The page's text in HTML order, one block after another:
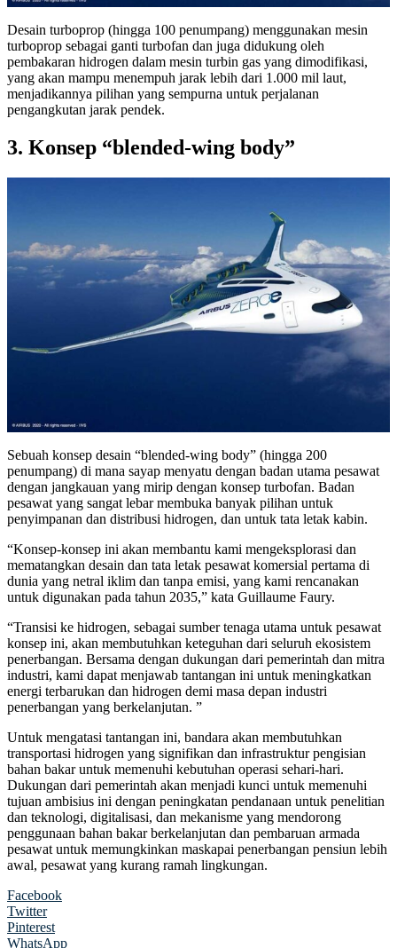
Desain turboprop (hingga 100 penumpang) menggunakan mesin
turboprop sebagai ganti turbofan dan juga didukung oleh
pembakaran hidrogen dalam mesin turbin gas yang dimodifikasi,
yang akan mampu menempuh jarak lebih dari 1.000 mil laut,
menjadikannya pilihan yang sempurna untuk perjalanan
pengangkutan jarak pendek.
3. Konsep “blended-wing body”
Sebuah konsep desain “blended-wing body” (hingga 200
penumpang) di mana sayap menyatu dengan badan utama pesawat
dengan jangkauan yang mirip dengan konsep turbofan. Badan
pesawat yang sangat lebar membuka banyak pilihan untuk
penyimpanan dan distribusi hidrogen, dan untuk tata letak kabin.
“Konsep-konsep ini akan membantu kami mengeksplorasi dan
mematangkan desain dan tata letak pesawat komersial pertama di
dunia yang netral iklim dan tanpa emisi, yang kami rencanakan
untuk digunakan pada tahun 2035,” kata Guillaume Faury.
“Transisi ke hidrogen, sebagai sumber tenaga utama untuk pesawat
konsep ini, akan membutuhkan keteguhan dari seluruh ekosistem
penerbangan. Bersama dengan dukungan dari pemerintah dan mitra
industri, kami dapat menjawab tantangan ini untuk meningkatkan
energi terbarukan dan hidrogen demi masa depan industri
penerbangan yang berkelanjutan. ”
Untuk mengatasi tantangan ini, bandara akan membutuhkan
transportasi hidrogen yang signifikan dan infrastruktur pengisian
bahan bakar untuk memenuhi kebutuhan operasi sehari-hari.
Dukungan dari pemerintah akan menjadi kunci untuk memenuhi
tujuan ambisius ini dengan peningkatan pendanaan untuk penelitian
dan teknologi, digitalisasi, dan mekanisme yang mendorong
penggunaan bahan bakar berkelanjutan dan pembaruan armada
pesawat untuk memungkinkan maskapai penerbangan pensiun lebih
awal, pesawat yang kurang ramah lingkungan.
Facebook
Twitter
Pinterest
WhatsApp